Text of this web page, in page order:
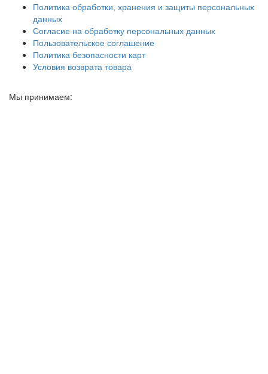
Политика обработки, хранения и защиты персональных
данных
Согласие на обработку персональных данных
Пользовательское соглашение
Политика безопасности карт
Условия возврата товара
Мы принимаем: